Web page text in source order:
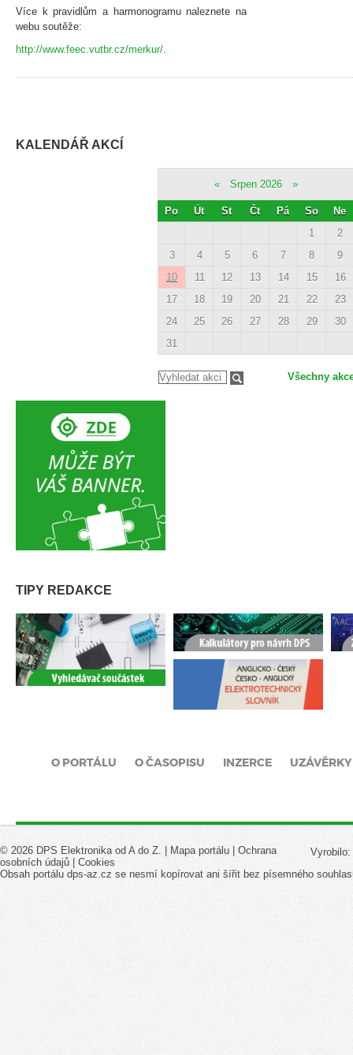
Více k pravidlům a harmonogramu naleznete na
webu soutěže:
http://www.feec.vutbr.cz/merkur/
KALENDÁŘ AKCÍ
« Srpen 2026 »
Po Út St Čt Pá So
Ne
1
2
3
4 5 6 7 8
9
10
11 12 13 14 15
16
17
18 19 20 21 22
23
24
25 26 27 28 29
30
31
Všechny
TIPY REDAKCE
O PORTÁLU O ČASOPISU INZERCE UZÁVĚRKY
Vyrobilo:
© 2026 DPS Elektronika od A do Z. | Mapa portálu
Ochrana
osobních údajů
Cookies
Obsah portálu dps-az.cz se nesmí kopírovat ani šířit bez písemného